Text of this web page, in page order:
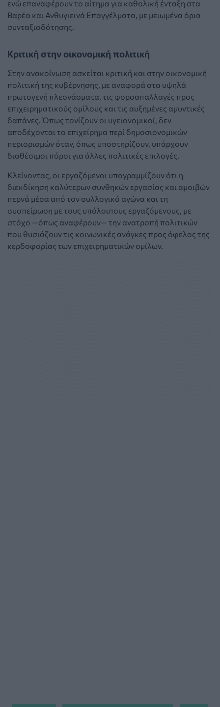
ενώ επαναφέρουν το αίτημα για καθολική ένταξη στα
Βαρέα και Ανθυγιεινά Επαγγέλματα, με μειωμένα όρια
συνταξιοδότησης.
Κριτική στην οικονομική πολιτική
Στην ανακοίνωση ασκείται κριτική και στην οικονομική
πολιτική της κυβέρνησης, με αναφορά στα υψηλά
πρωτογενή πλεονάσματα, τις φοροαπαλλαγές προς
επιχειρηματικούς ομίλους και τις αυξημένες αμυντικές
δαπάνες. Όπως τονίζουν οι υγειονομικοί, δεν
αποδέχονται το επιχείρημα περί δημοσιονομικών
περιορισμών όταν, όπως υποστηρίζουν, υπάρχουν
διαθέσιμοι πόροι για άλλες πολιτικές επιλογές.
Κλείνοντας, οι εργαζόμενοι υπογραμμίζουν ότι η
διεκδίκηση καλύτερων συνθηκών εργασίας και αμοιβών
περνά μέσα από τον συλλογικό αγώνα και τη
συσπείρωση με τους υπόλοιπους εργαζόμενους, με
στόχο —όπως αναφέρουν— την ανατροπή πολιτικών
που θυσιάζουν τις κοινωνικές ανάγκες προς όφελος της
κερδοφορίας των επιχειρηματικών ομίλων.